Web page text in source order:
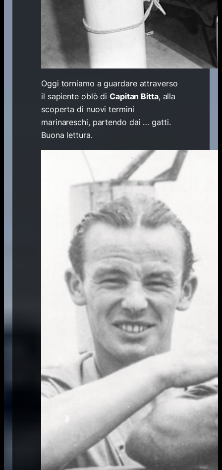
Oggi torniamo a guardare attraverso
il sapiente oblò diCapitan Bitta, alla
scoperta di nuovi termini
marinareschi, partendo dai … gatti.
Buona lettura.